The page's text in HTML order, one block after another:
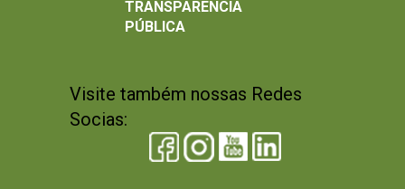
Visite também nossas Redes
Socias:
TRANSPARÊNCIA
PÚBLICA